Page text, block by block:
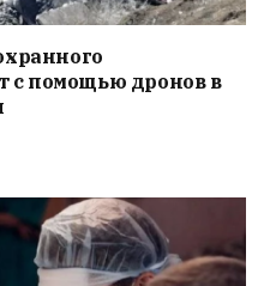
с помощью дронов в